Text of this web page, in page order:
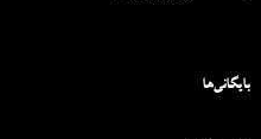
بایگانی‌ها